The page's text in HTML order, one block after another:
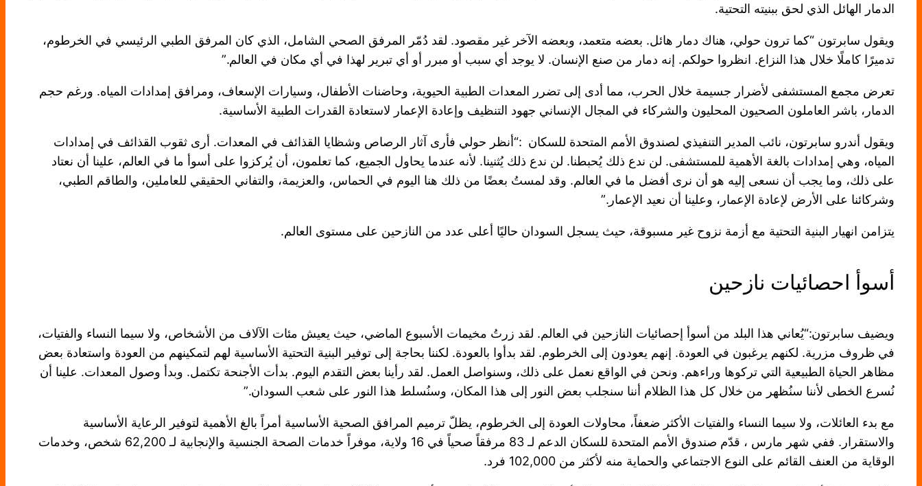
الدمار الهائل الذي لحق ببنيته التحتية.
ويقول سابرتون “كما ترون حولي، هناك دمار هائل. بعضه متعمد، وبعضه الآخر غير مقصود. لقد دُمّر المرفق الصحي الشامل، الذي كان المرفق الطبي الرئيسي في الخرطوم،
تدميرًا كاملًا خلال هذا النزاع. انظروا حولكم. إنه دمار من صنع الإنسان. لا يوجد أي سبب أو مبرر أو أي تبرير لهذا في أي مكان في العالم.”
تعرض مجمع المستشفى لأضرار جسيمة خلال الحرب، مما أدى إلى تضرر المعدات الطبية الحيوية، وحاضنات الأطفال، وسيارات الإسعاف، ومرافق إمدادات المياه. ورغم حجم
الدمار، باشر العاملون الصحيون المحليون والشركاء في المجال الإنساني جهود التنظيف وإعادة الإعمار لاستعادة القدرات الطبية الأساسية.
ويقول أندرو سابرتون، نائب المدير التنفيذي لصندوق الأمم المتحدة للسكان :“أنظر حولي فأرى آثار الرصاص وشظايا القذائف في المعدات. أرى ثقوب القذائف في إمدادات
المياه، وهي إمدادات بالغة الأهمية للمستشفى. لن ندع ذلك يُحبطنا. لن ندع ذلك يُثنينا. لأنه عندما يحاول الجميع، كما تعلمون، أن يُركزوا على أسوأ ما في العالم، علينا أن نعتاد
على ذلك، وما يجب أن نسعى إليه هو أن نرى أفضل ما في العالم. وقد لمستُ بعضًا من ذلك هنا اليوم في الحماس، والعزيمة، والتفاني الحقيقي للعاملين، والطاقم الطبي،
وشركائنا على الأرض لإعادة الإعمار، وعلينا أن نعيد الإعمار.”
يتزامن انهيار البنية التحتية مع أزمة نزوح غير مسبوقة، حيث يسجل السودان حاليًا أعلى عدد من النازحين على مستوى العالم.
أسوأ احصائيات نازحين
ويضيف سابرتون:“يُعاني هذا البلد من أسوأ إحصائيات النازحين في العالم. لقد زرتُ مخيمات الأسبوع الماضي، حيث يعيش مئات الآلاف من الأشخاص، ولا سيما النساء والفتيات،
في ظروف مزرية. لكنهم يرغبون في العودة. إنهم يعودون إلى الخرطوم. لقد بدأوا بالعودة. لكننا بحاجة إلى توفير البنية التحتية الأساسية لهم لتمكينهم من العودة واستعادة بعض
مظاهر الحياة الطبيعية التي تركوها وراءهم. ونحن في الواقع نعمل على ذلك، وسنواصل العمل. لقد رأينا بعض التقدم اليوم. بدأت الأجنحة تكتمل. وبدأ وصول المعدات. علينا أن
نُسرع الخطى لأننا سنُظهر من خلال كل هذا الظلام أننا سنجلب بعض النور إلى هذا المكان، وسنُسلط هذا النور على شعب السودان.”
مع بدء العائلات، ولا سيما النساء والفتيات الأكثر ضعفاً، محاولات العودة إلى الخرطوم، يظلّ ترميم المرافق الصحية الأساسية أمراً بالغ الأهمية لتوفير الرعاية الأساسية
والاستقرار. ففي شهر مارس ، قدّم صندوق الأمم المتحدة للسكان الدعم لـ 83 مرفقاً صحياً في 16 ولاية، موفراً خدمات الصحة الجنسية والإنجابية لـ 62,200 شخص، وخدمات
الوقاية من العنف القائم على النوع الاجتماعي والحماية منه لأكثر من 102,000 فرد.